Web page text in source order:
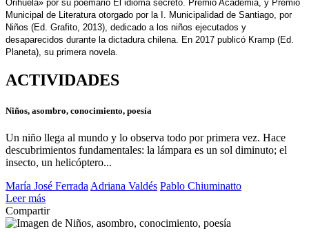
Orihuela» por su poemario El idioma secreto. Premio Academia, y Premio
Municipal de Literatura otorgado por la I. Municipalidad de Santiago, por
Niños (Ed. Grafito, 2013), dedicado a los niños ejecutados y
desaparecidos durante la dictadura chilena. En 2017 publicó Kramp (Ed.
Planeta), su primera novela.
ACTIVIDADES
Niños, asombro, conocimiento, poesía
Un niño llega al mundo y lo observa todo por primera vez. Hace
descubrimientos fundamentales: la lámpara es un sol diminuto; el
insecto, un helicóptero...
María José Ferrada Adriana Valdés Pablo Chiuminatto
Leer más
Compartir